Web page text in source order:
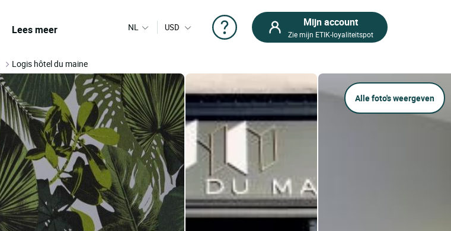
Lees meer NL USD Mijn account
Zie mijn ETIK-loyaliteitspot
Logis hôtel du maine
Alle foto's weergeven